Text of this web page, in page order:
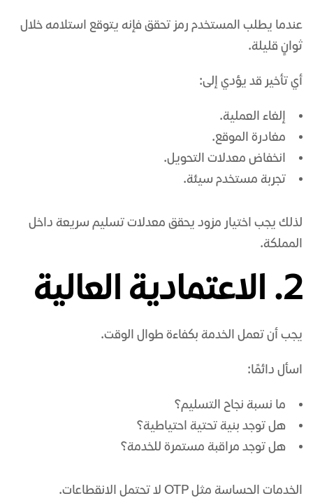
عندما يطلب المستخدم رمز تحقق فإنه يتوقع استلامه خلال
ثوانٍ قليلة.
أي تأخير قد يؤدي إلى:
إلغاء العملية.
مغادرة الموقع.
انخفاض معدلات التحويل.
تجربة مستخدم سيئة.
لذلك يجب اختيار مزود يحقق معدلات تسليم سريعة داخل
المملكة.
2. الاعتمادية العالية
يجب أن تعمل الخدمة بكفاءة طوال الوقت.
اسأل دائمًا:
ما نسبة نجاح التسليم؟
هل توجد بنية تحتية احتياطية؟
هل توجد مراقبة مستمرة للخدمة؟
الخدمات الحساسة مثل OTP لا تحتمل الانقطاعات.